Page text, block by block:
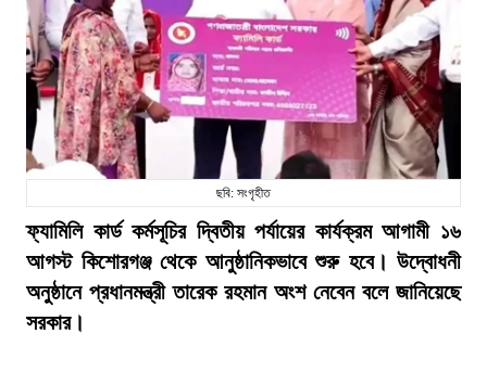
ছবি: সংগৃহীত
ফ্যামিলি কার্ড কর্মসূচির দ্বিতীয় পর্যায়ের কার্যক্রম আগামী ১৬
আগস্ট কিশোরগঞ্জ থেকে আনুষ্ঠানিকভাবে শুরু হবে। উদ্বোধনী
অনুষ্ঠানে প্রধানমন্ত্রী তারেক রহমান অংশ নেবেন বলে জানিয়েছে
সরকার।